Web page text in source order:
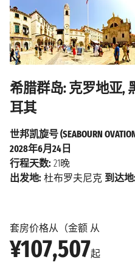
希腊群岛: 克罗地亚,
耳其
套房价格从（金额 从
¥107,507起
世邦凯旋号 (SEABOURN
2028年6月24日
行程天数: 21晚
出发地: 杜布罗夫尼克 到达地: